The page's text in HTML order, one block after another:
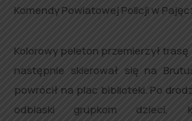
Komendy Powiatowej Policji w
Kolorowy peleton przemierzył trasę
następnie skierował się na
powrócił na plac biblioteki. Po
odblaski grupkom dzieci,